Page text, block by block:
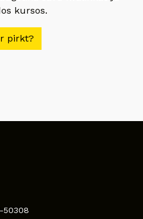
kursos.
pirkt?
50308